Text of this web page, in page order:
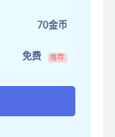
70金币
免费 推荐